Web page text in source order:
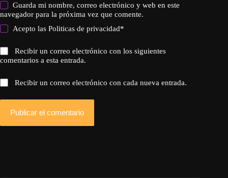
Guarda mi nombre, correo electrónico y web en este
navegador para la próxima vez que comente.
Acepto lasPoliticas de privacidad*
Recibir un correo electrónico con los siguientes
comentarios a esta entrada.
Recibir un correo electrónico con cada nueva entrada.
Publicar el comentario